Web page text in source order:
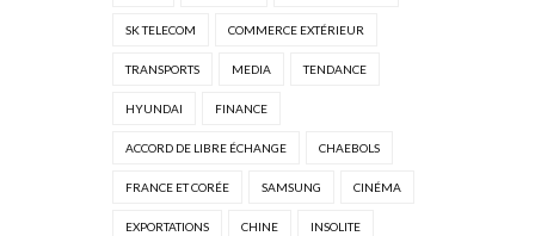
SK TELECOM COMMERCE EXTÉRIEUR
TRANSPORTS MEDIA TENDANCE
HYUNDAI FINANCE
ACCORD DE LIBRE ÉCHANGE CHAEBOLS
FRANCE ET CORÉE SAMSUNG CINÉMA
EXPORTATIONS CHINE INSOLITE